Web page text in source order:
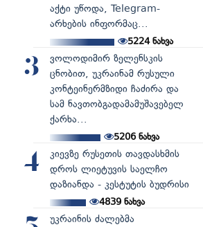
აქტი უწოდა, Telegram-
არხების ინფორმაც...
5224ნახვა
3
ვოლოდიმირ ზელენსკის
ცნობით, უკრაინამ რუსული
კონტეინერმზიდი ჩაძირა და
სამ ნავთობგადამამუშავებელ
ქარხა...
5206ნახვა
4
კიევზე რუსეთის თავდასხმის
დროს ლიეტუვის საელჩო
დაზიანდა - კესტუტის ბუდრისი
4839ნახვა
უკრაინის ძალებმა